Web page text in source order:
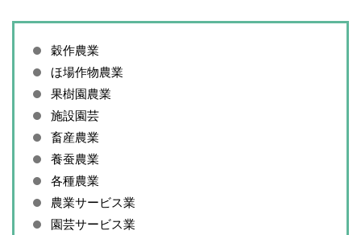
穀作農業
ほ場作物農業
果樹園農業
施設園芸
畜産農業
養蚕農業
各種農業
農業サービス業
園芸サービス業